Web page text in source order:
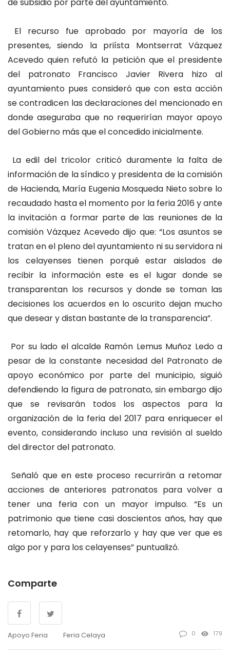
de subsidio por parte del ayuntamiento.
El recurso fue aprobado por mayoría de los
presentes, siendo la priísta Montserrat Vázquez
Acevedo quien refutó la petición que el presidente
del patronato Francisco Javier Rivera hizo al
ayuntamiento pues consideró que con esta acción
se contradicen las declaraciones del mencionado en
donde aseguraba que no requerirían mayor apoyo
del Gobierno más que el concedido inicialmente.
La edil del tricolor criticó duramente la falta de
información de la síndico y presidenta de la comisión
de Hacienda, María Eugenia Mosqueda Nieto sobre lo
recaudado hasta el momento por la feria 2016 y ante
la invitación a formar parte de las reuniones de la
comisión Vázquez Acevedo dijo que: “Los asuntos se
tratan en el pleno del ayuntamiento ni su servidora ni
los celayenses tienen porqué estar aislados de
recibir la información este es el lugar donde se
transparentan los recursos y donde se toman las
decisiones los acuerdos en lo oscurito dejan mucho
que desear y distan bastante de la transparencia”.
Por su lado el alcalde Ramón Lemus Muñoz Ledo a
pesar de la constante necesidad del Patronato de
apoyo económico por parte del municipio, siguió
defendiendo la figura de patronato, sin embargo dijo
que se revisarán todos los aspectos para la
organización de la feria del 2017 para enriquecer el
evento, considerando incluso una revisión al sueldo
del director del patronato.
Señaló que en este proceso recurrirán a retomar
acciones de anteriores patronatos para volver a
tener una feria con un mayor impulso. “Es un
patrimonio que tiene casi doscientos años, hay que
retomarlo, hay que reforzarlo y hay que ver que es
algo por y para los celayenses” puntualizó.
Comparte
Apoyo Feria Feria Celaya 0 179